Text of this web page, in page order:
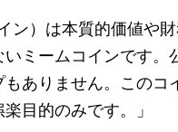
ン）は本質的価値や
いミームコインです。
もありません。このコ
目的のみです。」